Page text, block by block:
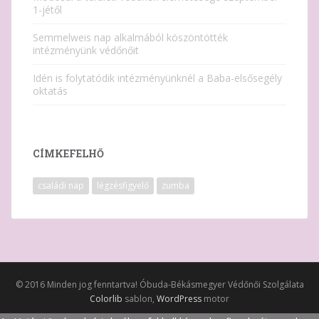
1-jétől
Semmelweis nap alkalmából köszöntötték
intézményünk védőnőit
Idén is folytatódik intézményünknél a Baba-elsősegély
oktatás
CÍMKEFELHŐ
családi nap légzésfigyelő zumba
© 2016 Minden jog fenntartva! Óbuda-Békásmegyer Védőnői Szolgálata
Colorlib sablon, WordPress motor